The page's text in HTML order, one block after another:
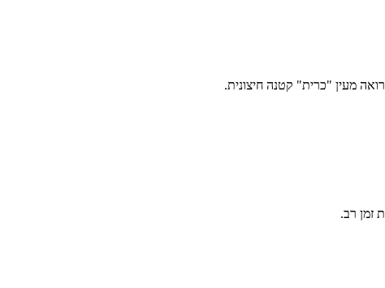
רואה מעין "כרית" קטנה חיצונית.
זמן רב.